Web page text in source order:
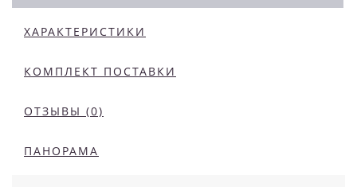
ХАРАКТЕРИСТИКИ
КОМПЛЕКТ ПОСТАВКИ
ОТЗЫВЫ (0)
ПАНОРАМА